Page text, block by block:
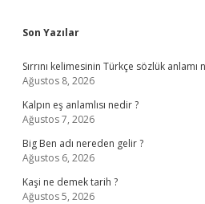
Sidebar
Son Yazılar
Sırrını kelimesinin Türkçe sözlük anlamı
Ağustos 8, 2026
Kalpın eş anlamlısı nedir ?
Ağustos 7, 2026
Big Ben adı nereden gelir ?
Ağustos 6, 2026
Kaşi ne demek tarih ?
Ağustos 5, 2026